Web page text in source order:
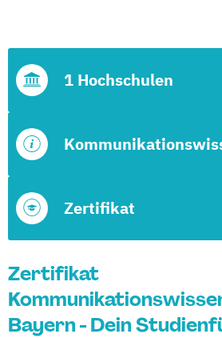
Zertifikat
1 Hochschulen
Zertifikat
Bayern - Dein